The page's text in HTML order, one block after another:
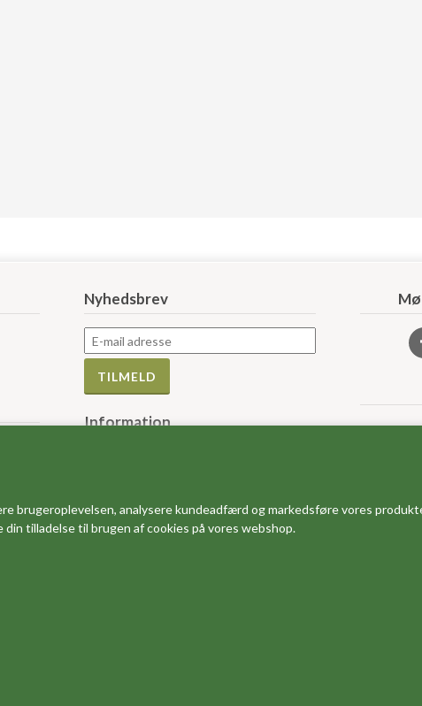
brugeroplevelsen, analysere kundeadfærd og markedsføre vores
tilladelse til brugen af cookies på vores webshop.
Nyhedsbrev
Information
Dine favoritter
Om os